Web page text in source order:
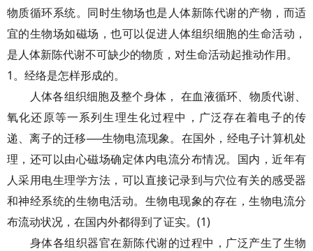
物质循环系统。同时生物场也是人体新陈代谢的产物，而适
宜的生物场如磁场，也可以促进人体组织细胞的生命活动，
是人体新陈代谢不可缺少的物质，对生命活动起推动作用。
1。经络是怎样形成的。
人体各组织细胞及整个身体， 在血液循环、物质代谢、
氧化还原等一系列生理生化过程中，广泛存在着电子的传
递、离子的迁移──生物电流现象。在国外，经电子计算机处
理，还可以由心磁场确定体内电流分布情况。国内，近年有
人采用电生理学方法，可以直接记录到与穴位有关的感受器
和神经系统的生物电活动。生物电现象的存在，生物电流分
布流动状况，在国内外都得到了证实。(1)
身体各组织器官在新陈代谢的过程中，广泛产生了生物